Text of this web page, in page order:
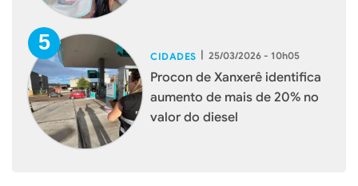
CIDADES | 25/03/2026 - 10h05
Procon de Xanxerê identifica
aumento de mais de 20% no
valor do diesel